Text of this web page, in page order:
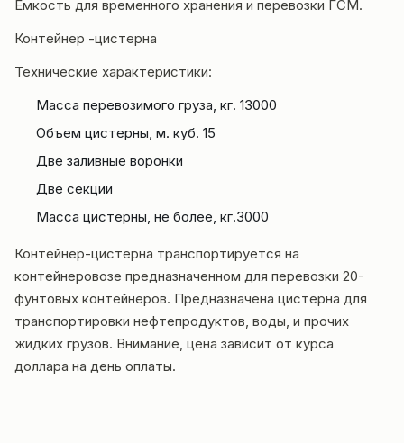
Емкость для временного хранения и перевозки ГСМ.
Контейнер -цистерна
Технические характеристики:
Масса перевозимого груза, кг. 13000
Объем цистерны, м. куб. 15
Две заливные воронки
Две секции
Масса цистерны, не более, кг.3000
Контейнер-цистерна транспортируется на
контейнеровозе предназначенном для перевозки 20-
фунтовых контейнеров. Предназначена цистерна для
транспортировки нефтепродуктов, воды, и прочих
жидких грузов. Внимание, цена зависит от курса
доллара на день оплаты.